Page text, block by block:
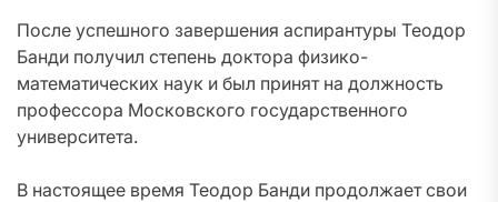
После успешного завершения аспирантуры Теодор
Банди получил степень доктора физико-
математических наук и был принят на должность
профессора Московского государственного
университета.
В настоящее время Теодор Банди продолжает свои